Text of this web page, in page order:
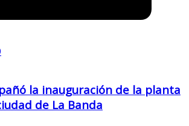
la inauguración de la planta
de La Banda